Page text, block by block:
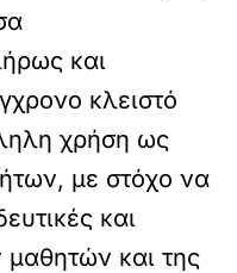
και
κλειστό
χρήση ως
με στόχο να
και
μαθητών και της